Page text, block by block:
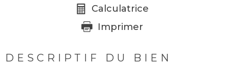
Calculatrice
Imprimer
DESCRIPTIF DU BIEN